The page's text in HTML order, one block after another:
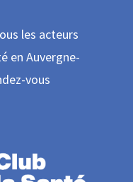
les acteurs
en Auvergne-
vous